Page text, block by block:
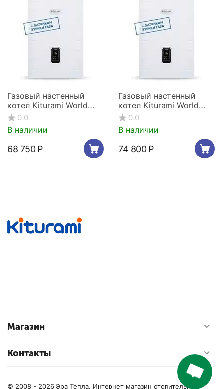
Газовый настенный
котел Kiturami World
Alpha C-30
0.0
В наличии
68 750 Р
Газовый настенный
котел Kiturami World
Alpha C-35
0.0
В наличии
74 800 Р
Магазин
Контакты
© 2008 - 2026 Эра Тепла. Интернет магазин отопительных